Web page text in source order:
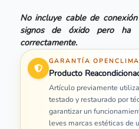
No incluye cable de
signos de óxido pero ha
correctamente.
GARANTÍA OPENCLIMA
Producto
Artículo previamente
testado y restaurado por
garantizar un
leves marcas estéticas de